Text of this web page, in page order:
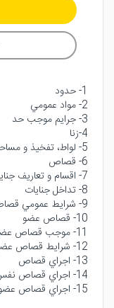
1- حدود
2- مواد عمومي
3- جرايم موجب حد
4-زنا
5- لواط، تفخيذ و مساحقه
6- قصاص
7- اقسام و تعاريف جنايات
8- تداخل جنايات
9- شرايط عمومي قصاص
10- قصاص عضو
11- موجب قصاص عضو
12- شرايط قصاص عضو
13- اجراي قصاص
14- اجراي قصاص نفس
15- اجراي قصاص عضو